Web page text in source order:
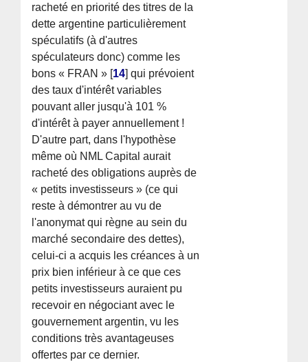
racheté en priorité des titres de la
dette argentine particulièrement
spéculatifs (à d'autres
spéculateurs donc) comme les
bons « FRAN » [14] qui prévoient
des taux d'intérêt variables
pouvant aller jusqu'à 101 %
d'intérêt à payer annuellement !
D'autre part, dans l'hypothèse
même où NML Capital aurait
racheté des obligations auprès de
« petits investisseurs » (ce qui
reste à démontrer au vu de
l'anonymat qui règne au sein du
marché secondaire des dettes),
celui-ci a acquis les créances à un
prix bien inférieur à ce que ces
petits investisseurs auraient pu
recevoir en négociant avec le
gouvernement argentin, vu les
conditions très avantageuses
offertes par ce dernier.